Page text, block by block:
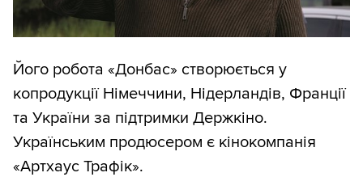
Його робота «Донбас» створюється у
копродукції Німеччини, Нідерландів, Франції
та України за підтримки Держкіно.
Українським продюсером є кінокомпанія
«Артхаус Трафік».